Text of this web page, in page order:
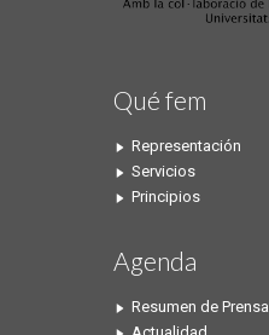
Qué fem
Representación
Servicios
Principios
Agenda
Resumen de Prensa